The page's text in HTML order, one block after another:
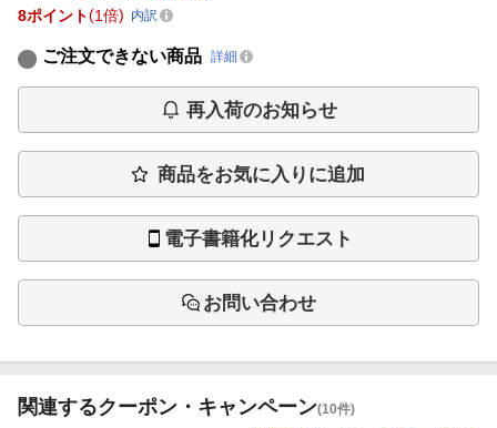
8ポイント 1倍 内訳
ご注文できない商品 詳細
再入荷のお知らせ
商品をお気に入りに追加
電子書籍化リクエスト
お問い合わせ
関連するクーポン・キャンペーン(10件)